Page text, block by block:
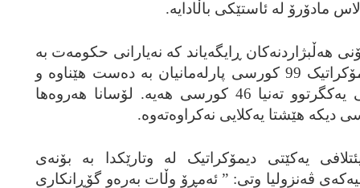
مادۆرۆ له‌ ئاستێکی باڵادایه‌.
هه‌ڵبژاردنه‌کان ڕایگه‌یاند که‌ نه‌یارانی حکومه‌ت به‌
سه‌رکردایه‌تی ئیئتلافی یه‌کێتی دیمۆکراتیک 99 کورسی پارله‌مانیان به‌ ده‌ست هێناوه‌ و
پارتی ده‌سه‌ڵاتداری سۆسیالیستی یه‌کگرتوو ته‌نیا 46 کورسی هه‌یه‌. لۆسانا هه‌روه‌ها
یه‌کێتی دیمۆکراتیک له‌ وتارێکدا به‌ بۆنه‌ی
ڤه‌نزولیا وتی: ” ئه‌مڕۆ وڵات به‌ره‌و گۆڕانکاری